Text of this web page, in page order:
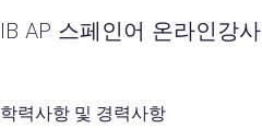
IB AP 스페인어 온라인강사
학력사항 및 경력사항